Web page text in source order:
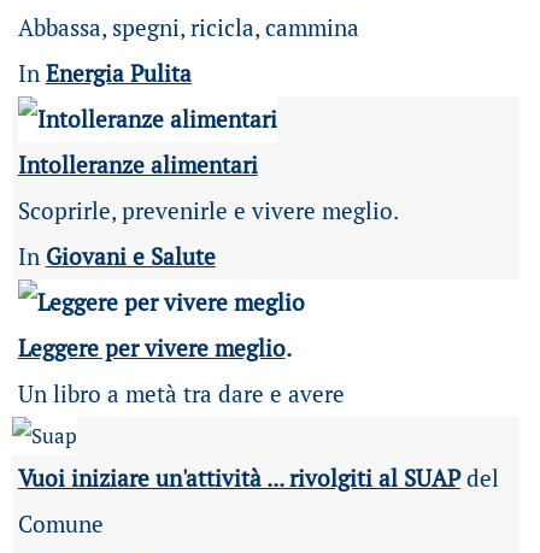
Abbassa, spegni, ricicla, cammina
In Energia Pulita
Intolleranze alimentari
Scoprirle, prevenirle e vivere meglio.
In Giovani e Salute
Leggere per vivere meglio.
Un libro a metà tra dare e avere
Vuoi iniziare un'attività ... rivolgiti al SUAPdel
Comune